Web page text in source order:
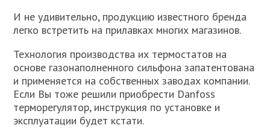
И не удивительно, продукцию известного бренда
легко встретить на прилавках многих магазинов.
Технология производства их термостатов на
основе газонаполненного сильфона запатентована
и применяется на собственных заводах компании.
Если Вы тоже решили приобрести Danfoss
терморегулятор, инструкция по установке и
эксплуатации будет кстати.